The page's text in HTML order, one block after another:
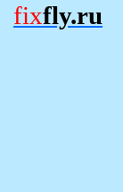
fixfly.ru